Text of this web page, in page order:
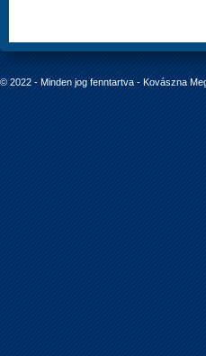
© 2022 - Minden jog fenntartva - Kovászna